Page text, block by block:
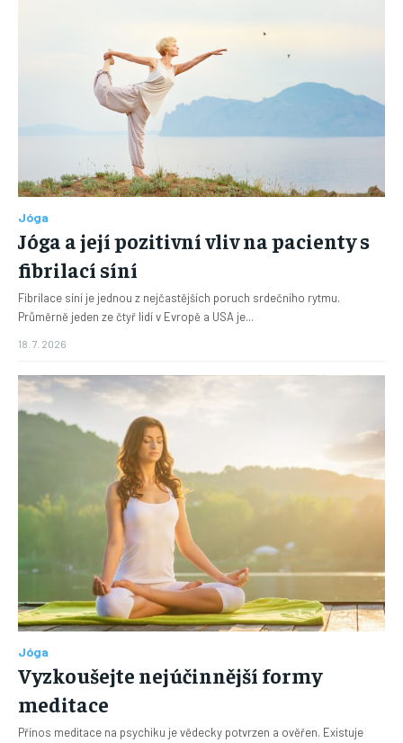
Jóga
Jóga a její pozitivní vliv na pacienty s
fibrilací síní
Fibrilace síní je jednou z nejčastějších poruch srdečního rytmu.
Průměrně jeden ze čtyř lidí v Evropě a USA je...
18. 7. 2026
Jóga
Vyzkoušejte nejúčinnější formy
meditace
Přínos meditace na psychiku je vědecky potvrzen a ověřen. Existuje